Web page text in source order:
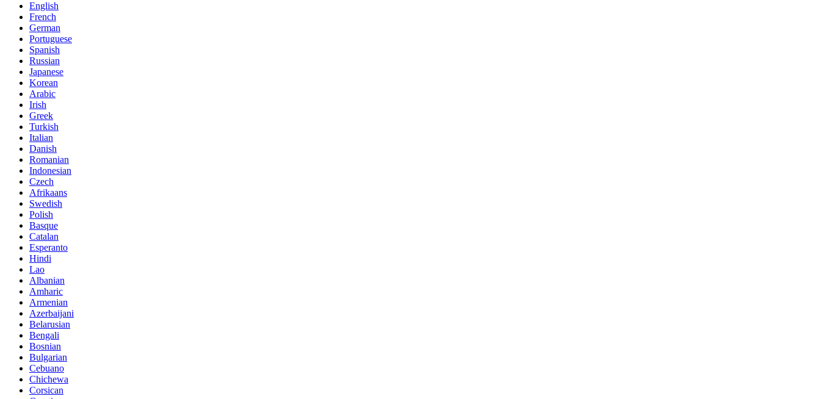
English
French
German
Portuguese
Spanish
Russian
Japanese
Korean
Arabic
Irish
Greek
Turkish
Italian
Danish
Romanian
Indonesian
Czech
Afrikaans
Swedish
Polish
Basque
Catalan
Esperanto
Hindi
Lao
Albanian
Amharic
Armenian
Azerbaijani
Belarusian
Bengali
Bosnian
Bulgarian
Cebuano
Chichewa
Corsican